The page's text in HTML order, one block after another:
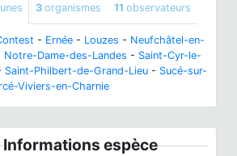
3 organismes 11 observateurs
- Ernée - Louzes - Neufchâtel-en-
Notre-Dame-des-Landes - Saint-Cyr-le-
Saint-Philbert-de-Grand-Lieu - Sucé-sur-
Viviers-en-Charnie
Informations espèce